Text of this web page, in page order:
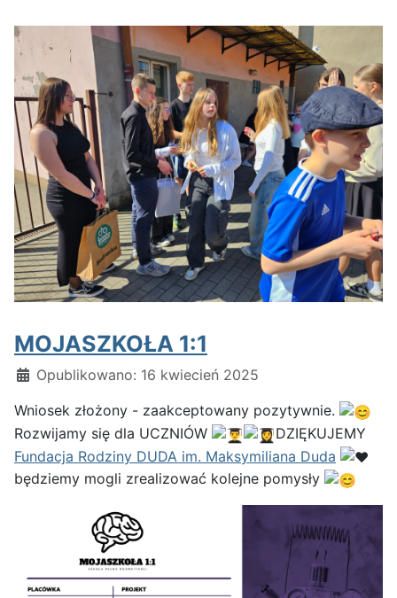
MOJASZKOŁA 1:1
Szczegóły
Opublikowano: 16 kwiecień 2025
Wniosek złożony - zaakceptowany pozytywnie.
Rozwijamy się dla UCZNIÓW
DZIĘKUJEMY
Fundacja Rodziny DUDA im. Maksymiliana Duda
będziemy mogli zrealizować kolejne pomysły